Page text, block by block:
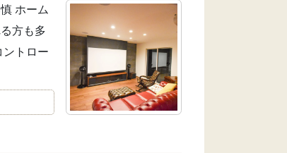
ホーム
方も多
ントロー